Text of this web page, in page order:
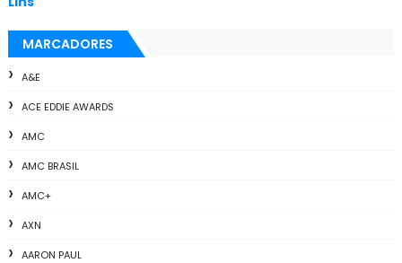
MARCADORES
A&E
ACE EDDIE AWARDS
AMC
AMC BRASIL
AMC+
AXN
AARON PAUL